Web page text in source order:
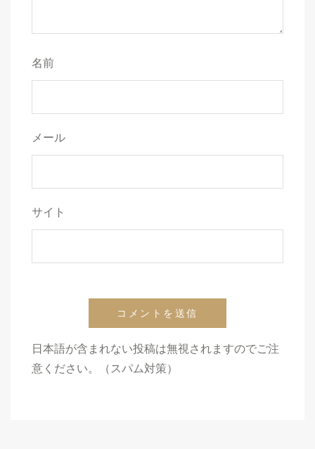
名前
メール
サイト
日本語が含まれない投稿は無視されますのでご注
意ください。（スパム対策）